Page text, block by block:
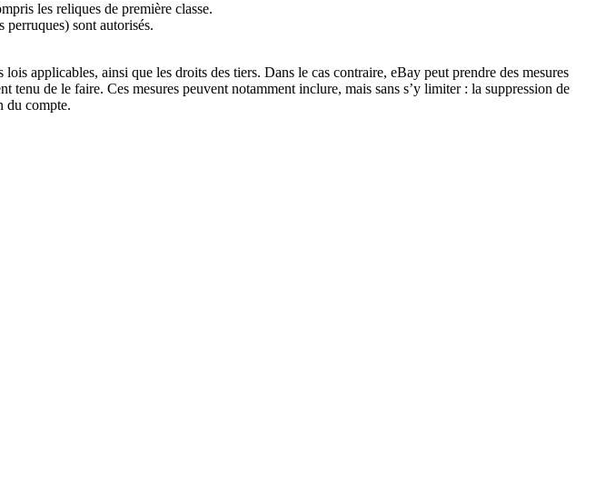
les reliques de première classe.
sont autorisés.
lois applicables, ainsi que les droits des tiers. Dans le cas contraire, eBay peut prendre des mesures
tenu de le faire. Ces mesures peuvent notamment inclure, mais sans s’y limiter : la suppression de
du compte.